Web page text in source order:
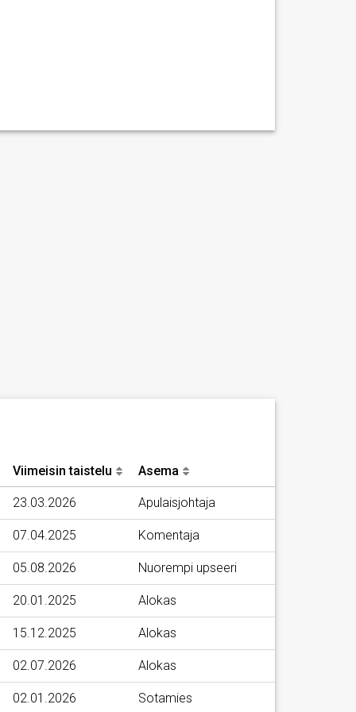
Viimeisin taistelu Asema
23.03.2026 Apulaisjohtaja
07.04.2025 Komentaja
05.08.2026 Nuorempi upseeri
20.01.2025 Alokas
15.12.2025 Alokas
02.07.2026 Alokas
02.01.2026 Sotamies